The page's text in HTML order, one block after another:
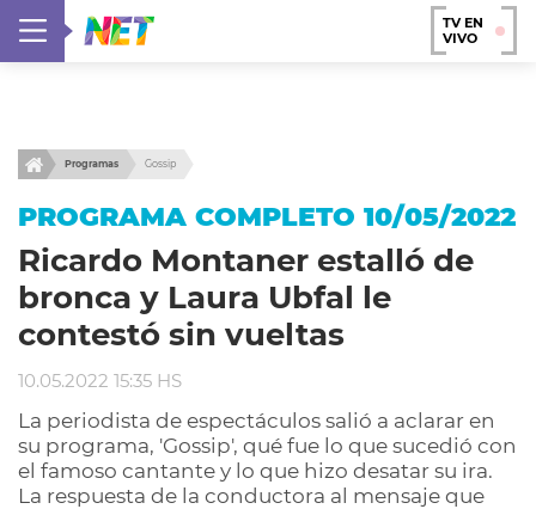
TV EN
VIVO
Programas Gossip
PROGRAMA COMPLETO 10/05/2022
Ricardo Montaner estalló de
bronca y Laura Ubfal le
contestó sin vueltas
10.05.2022 15:35 HS
La periodista de espectáculos salió a aclarar en
su programa, 'Gossip', qué fue lo que sucedió con
el famoso cantante y lo que hizo desatar su ira.
La respuesta de la conductora al mensaje que